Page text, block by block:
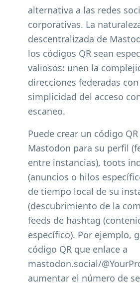
alternativa a las redes
corporativas. La
descentralizada de
los códigos QR sean
valiosos: unen la
direcciones federadas
simplicidad del acceso
escaneo.
Puede crear un código
Mastodon para su perfil
entre instancias), toots
(anuncios o hilos
de tiempo local de su
(descubrimiento de la
feeds de hashtag
específico). Por ejemplo,
código QR que enlace a
mastodon.social/
aumentar el número de